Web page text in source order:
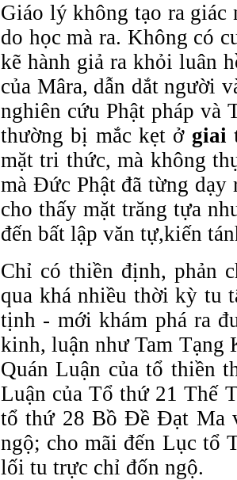
Giáo lý không tạo ra giác
do học mà ra. Không có
kẽ hành giả ra khỏi luân
của Mâra, dẫn dắt người
nghiên cứu Phật pháp và
thường bị mắc kẹt ởgiai
mặt tri thức, mà không
mà Đức Phật đã từng dạy
cho thấy mặt trăng tựa
đến bất lập văn tự,kiến
Chỉ có thiền định, phản
qua khá nhiều thời kỳ tu
tịnh - mới khám phá ra
kinh, luận như Tam Tạng
Quán Luận của tổ thiền
Luận của Tổ thứ 21 Thế
tổ thứ 28 Bồ Đề Đạt Ma
ngộ; cho mãi đến Lục tổ
lối tu trực chỉ đốn ngộ.